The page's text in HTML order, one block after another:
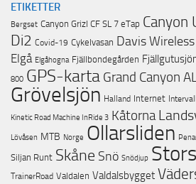
ETIKETTER
Bergset Canyon Grizl CF SL 7 eTap Canyon
Di2 Covid-19 Cykelvasan Davis
Elgå Elgåhogna Fjällbondegården
800 GPS-karta Grand Canyon
Grövelsjön Halland Internet
Kinetic Road Machine InRide 3 Kåtorna
Lövåsen MTB Norge Ollarsliden
Siljan Runt Skåne Snö Snödjup
TrainerRoad Valdalen Valdalsbygget